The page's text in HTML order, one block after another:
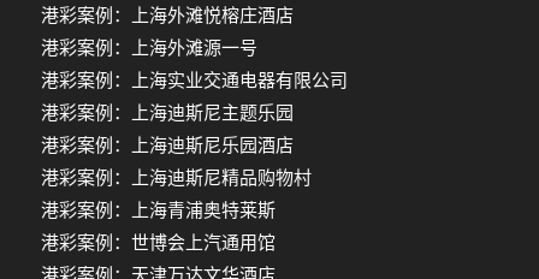
港彩案例：上海外滩悦榕庄酒店
港彩案例：上海外滩源一号
港彩案例：上海实业交通电器有限公司
港彩案例：上海迪斯尼主题乐园
港彩案例：上海迪斯尼乐园酒店
港彩案例：上海迪斯尼精品购物村
港彩案例：上海青浦奥特莱斯
港彩案例：世博会上汽通用馆